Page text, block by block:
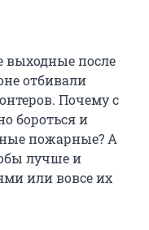
выходные после
отбивали
Почему с
бороться и
пожарные? А
лучше и
или вовсе их